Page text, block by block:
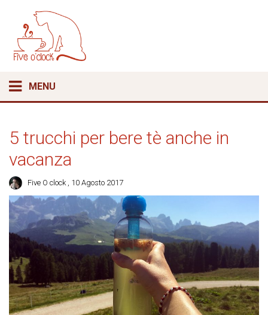
MENU
5 trucchi per bere tè anche in
vacanza
Five O clock , 10 Agosto 2017